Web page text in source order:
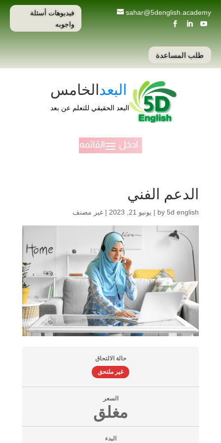
sahar@5denglish.academy
  
فيديوهات أسئلة
واجوبه
طلب المساعدة
البعدالخامس
البعد الحقيقي للتعلم عن بعد
الدعم الفني
by 5d english
| يونيو 21, 2023 | غير مصنف
حالة الالتحاق
غير ملتحق
السعر
مغلق
البدء